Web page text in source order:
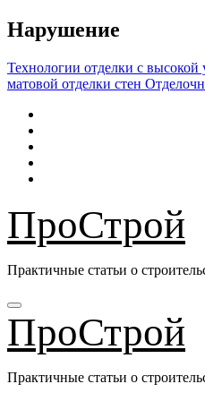
Перейти
к
Нарушение
Технологии отделки с
матовой отделки стен
ПроСтрой
Практичные статьи о
ПроСтрой
Практичные статьи о